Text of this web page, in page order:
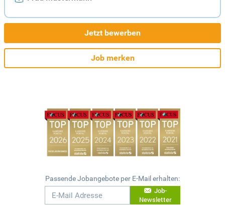
Jetzt bewerben
Job merken
Passende Jobangebote per E-Mail erhalten:
Job-
Newsletter